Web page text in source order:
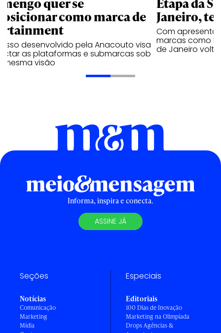
como marca de
desenvolvido pela Anacouto visa
as plataformas e submarcas sob
mesma visão
Janeiro,
Com
marcas como
de Janeiro
Informa, inspira e conecta.
ASSINE JÁ
Seções
Notícias
Comunicação
Marketing
Mídia
Especiais
Editoriais
100 Dias de Inovação
Marketing na Olimpíada
Drops Agências &